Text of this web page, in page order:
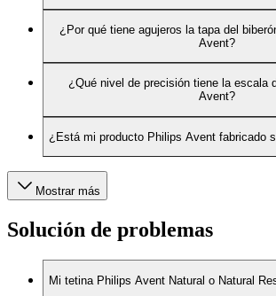
¿Por qué tiene agujeros la tapa del
Avent?
¿Qué nivel de precisión tiene la escala
Avent?
¿Está mi producto Philips Avent fabricado
Mostrar más
Solución de problemas
Mi tetina Philips Avent Natural o Natural